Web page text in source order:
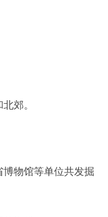
郊。
物馆等单位共发掘